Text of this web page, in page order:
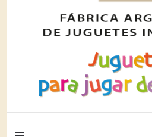
JNG PLAST
Juguetes para jugar de verdad